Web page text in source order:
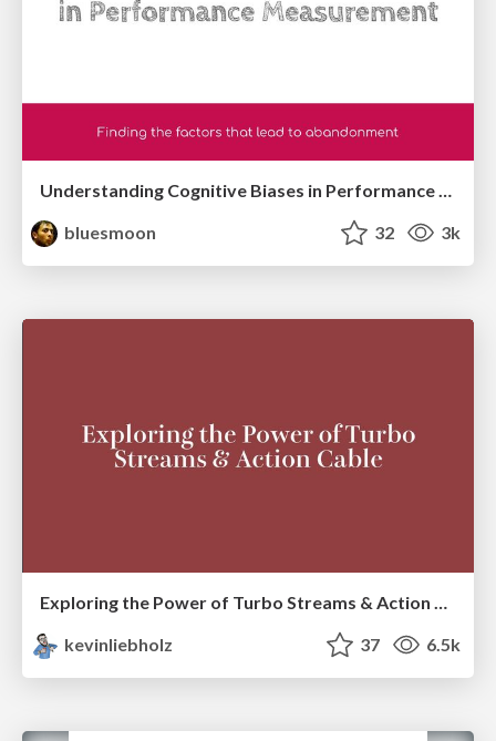
bluesmoon
32 3k
Exploring the Power of Turbo Streams & Action Cable | RailsConf2023
kevinliebholz
37 6.5k